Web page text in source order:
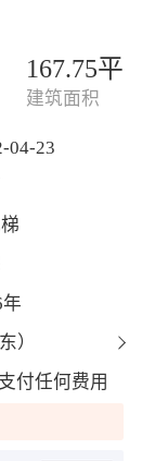
167.75平
建筑面积
04-23
）
付任何费用